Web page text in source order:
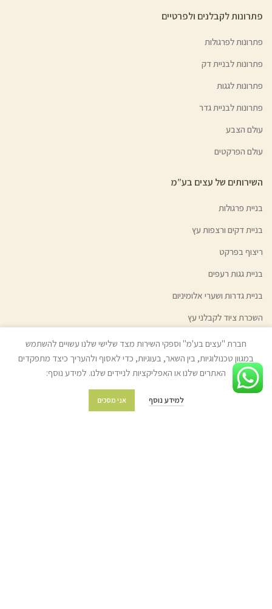
פתרונות לקבלנים ולפרטיים
פתרונות לפרגולות
פתרונות לבניית דק
פתרונות לגגות
פתרונות לבניית גדר
עולם הצבע
עולם הפרקטים
השירותים של עצים בע”מ
בניית פרגולות
בניית דקים ורצפות עץ
ריצוף בפרקט
בניית גגות רעפים
בניית גדרות ושערי אלומיניום
השכרת ציוד לקבלני עץ
גיוון צבעי עץ | צבע בהזמנה אישית
מידע נוסף
מועדון הלקוחות
חברת "עצים בע'מ" וספקי השירות מצד שלישי שלנו עשויים להשתמש
במגוון טכנולוגיות, בין השאר, בעוגיות, כדי לאסוף ולהעריך כיצד מתפקדים
האתרים שלנו או האפליקציות לניידים שלנו. למידע נוסף:
למידע נוסף אני מסכים